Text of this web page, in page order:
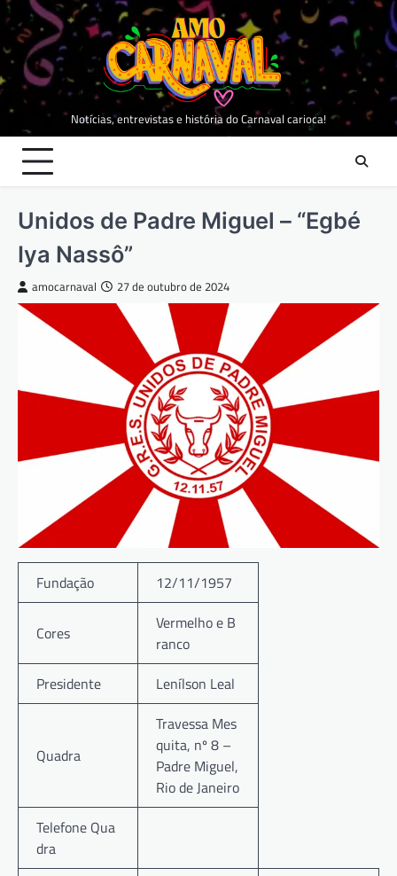
Skip
content
Notícias, entrevistas e história do Carnaval carioca!
Unidos de Padre Miguel – “Egbé
Iya Nassô”
amocarnaval 27 de outubro de 2024
Fundação 12/11/1957
Cores
Vermelho e B
ranco
Presidente
Lenílson Leal
Quadra
Travessa Mes
quita, nº 8 –
Padre Miguel,
Rio de Janeiro
Telefone Qua
dra